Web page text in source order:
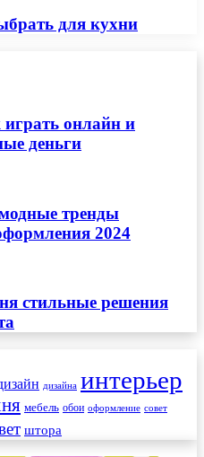
для кухни
онлайн и
деньги
тренды
2024
стильные решения
дизайна интерьер
мебель обои оформление совет
штора